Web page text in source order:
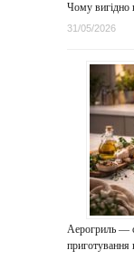
Чому вигідно
31/05/2026
Аерогриль —
приготування